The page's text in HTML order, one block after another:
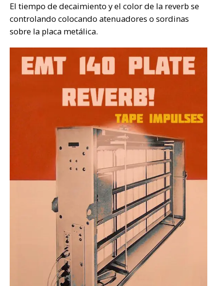
El tiempo de decaimiento y el color de la reverb se
controlando colocando atenuadores o sordinas
sobre la placa metálica.